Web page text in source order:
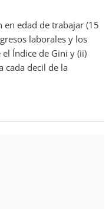
en edad de trabajar (15
laborales y los
Índice de Gini y (ii)
cada decil de la